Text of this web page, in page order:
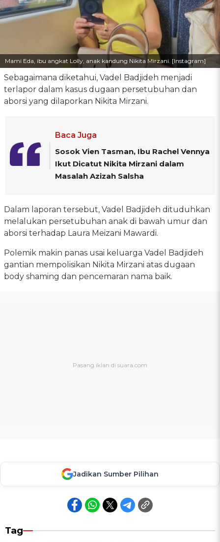
Mami Eda, ibu angkat Lolly, anak kandung Nikita Mirzani. [Instagram]
Sebagaimana diketahui, Vadel Badjideh menjadi
terlapor dalam kasus dugaan persetubuhan dan
aborsi yang dilaporkan Nikita Mirzani.
Baca Juga
Sosok Vien Tasman, Ibu Rachel Vennya
Ikut Dicatut Nikita Mirzani dalam
Masalah Azizah Salsha
Dalam laporan tersebut, Vadel Badjideh dituduhkan
melalukan persetubuhan anak di bawah umur dan
aborsi terhadap Laura Meizani Mawardi.
Polemik makin panas usai keluarga Vadel Badjideh
gantian mempolisikan Nikita Mirzani atas dugaan
body shaming dan pencemaran nama baik.
Jadikan Sumber Pilihan
Tag